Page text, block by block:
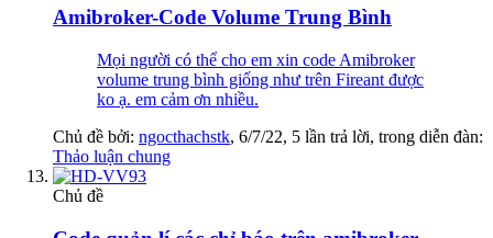
Amibroker-Code Volume Trung Bình
Mọi người có thể cho em xin code Amibroker
volume trung bình giống như trên Fireant được
ko ạ. em cảm ơn nhiều.
Chủ đề bởi: ngocthachstk, 6/7/22, 5 lần trả lời, trong diễn đàn:
Thảo luận chung
Chủ đề